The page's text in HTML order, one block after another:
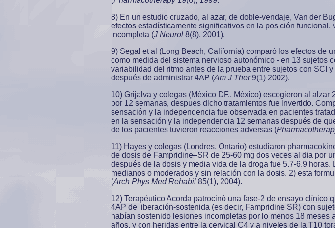
8) En un estudio cruzado, al azar, de doble-vendaje, Van der
efectos estadísticamente significativos en la posición
incompleta (J Neurol 8(8), 2001).
9) Segal et al (Long Beach, California) comparó los efectos de
como medida del sistema nervioso autonómico - en 13 sujetos
variabilidad del ritmo antes de la prueba entre sujetos con SCI
después de administrar 4AP (Am J Ther9(1) 2002).
10) Grijalva y colegas (México DF., México) escogieron al
por 12 semanas, después dicho tratamientos fue invertido.
sensación y la independencia fue observada en pacientes
en la sensación y la independencia 12 semanas después de
de los pacientes tuvieron reacciones adversas (
11) Hayes y colegas (Londres, Ontario) estudiaron
de dosis de Fampridine–SR de 25-60 mg dos veces al día por
después de la dosis y media vida de la droga fue 5.7-6.9
medianos o moderados y sin relación con la dosis. 2) esta
(Arch Phys Med Rehabil 85(1), 2004).
12) Terapéutico Acorda patrocinó una fase-2 de ensayo
4AP de liberación-sostenida (es decir, Fampridine SR) con
habían sostenido lesiones incompletas por lo menos 18
años, y con heridas entre la cervical C4 y a niveles de la T10